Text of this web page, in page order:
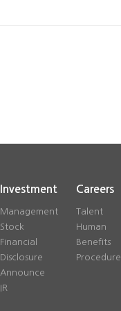
Investment
Management
Stock
Financial
Disclosure
Announce
IR
Careers
Talent
Human
Benefits
Procedure